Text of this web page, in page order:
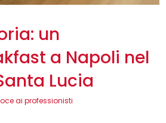
un
a Napoli nel
Lucia
ai professionisti